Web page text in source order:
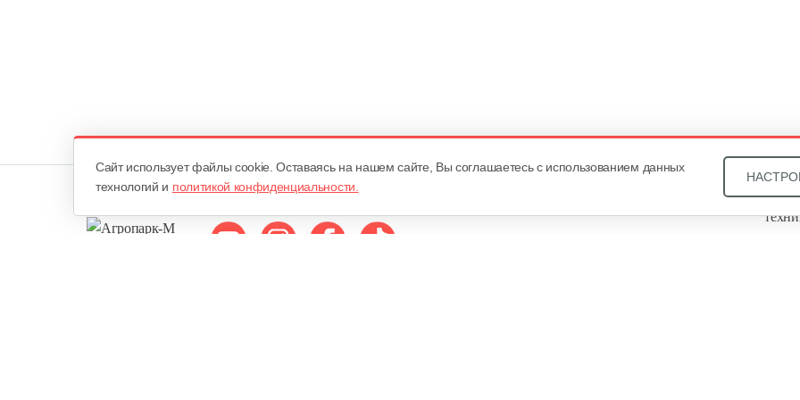
Cайт использует файлы cookie. Оставаясь на нашем сайте, Вы соглашаетесь с использованием данных
технологий и политикой конфиденциальности.